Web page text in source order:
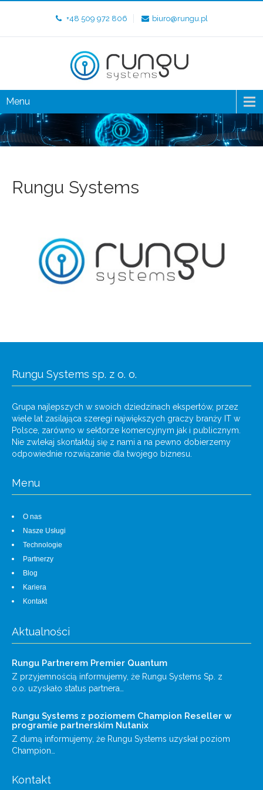
+48 509 972 806 biuro@rungu.pl
Menu
Rungu Systems
Rungu Systems sp. z o. o.
Grupa najlepszych w swoich dziedzinach ekspertów, przez
wiele lat zasilająca szeregi największych graczy branży IT w
Polsce, zarówno w sektorze komercyjnym jak i publicznym.
Nie zwlekaj skontaktuj się z nami a na pewno dobierzemy
odpowiednie rozwiązanie dla twojego biznesu.
Menu
O nas
Nasze Usługi
Technologie
Partnerzy
Blog
Kariera
Kontakt
Aktualności
Rungu Partnerem Premier Quantum
Z przyjemnością informujemy, że Rungu Systems Sp. z
o.o. uzyskało status partnera…
Rungu Systems z poziomem Champion Reseller w
programie partnerskim Nutanix
Z dumą informujemy, że Rungu Systems uzyskał poziom
Champion…
Kontakt